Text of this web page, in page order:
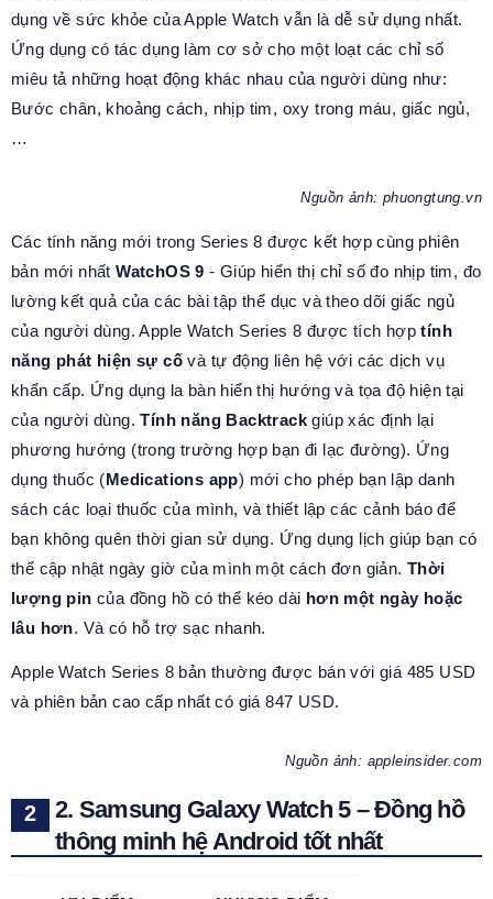
dụng về sức khỏe của Apple Watch vẫn là dễ sử dụng nhất.
Ứng dụng có tác dụng làm cơ sở cho một loạt các chỉ số
miêu tả những hoạt động khác nhau của người dùng như:
Bước chân, khoảng cách, nhịp tim, oxy trong máu, giấc ngủ,
…
Nguồn ảnh: phuongtung.vn
Các tính năng mới trong Series 8 được kết hợp cùng phiên
bản mới nhấtWatchOS 9 - Giúp hiển thị chỉ số đo nhịp tim, đo
lường kết quả của các bài tập thể dục và theo dõi giấc ngủ
của người dùng. Apple Watch Series 8 được tích hợptính
năng phát hiện sự cố và tự động liên hệ với các dịch vụ
khẩn cấp. Ứng dụng la bàn hiển thị hướng và tọa độ hiện tại
của người dùng.Tính năng Backtrack giúp xác định lại
phương hướng (trong trường hợp bạn đi lạc đường). Ứng
dụng thuốc (Medications app) mới cho phép bạn lập danh
sách các loại thuốc của mình, và thiết lập các cảnh báo để
bạn không quên thời gian sử dụng. Ứng dụng lịch giúp bạn có
thể cập nhật ngày giờ của mình một cách đơn giản. Thời
lượng pin của đồng hồ có thể kéo dài hơn một ngày hoặc
lâu hơn. Và có hỗ trợ sạc nhanh.
Apple Watch Series 8 bản thường được bán với giá 485 USD
và phiên bản cao cấp nhất có giá 847 USD.
Nguồn ảnh: appleinsider.com
2. Samsung Galaxy Watch 5 – Đồng hồ
thông minh hệ Android tốt nhất